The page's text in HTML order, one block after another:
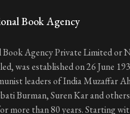
Book Agency
Agency Private Limited or
was established on 26 June
leaders of India Muzaffar
Burman, Suren Kar and
more than 80 years. Starting